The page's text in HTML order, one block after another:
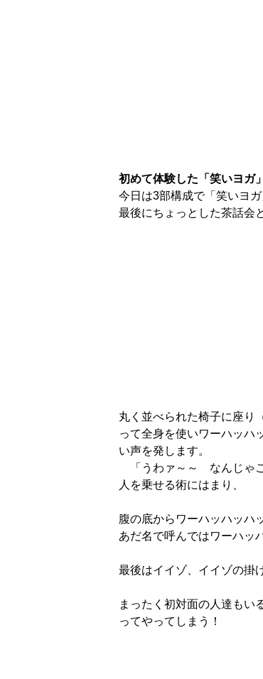
初めて体験した「笑いヨガ」
今日は3部構成で「笑いヨ
最後にちょっとした茶話会
丸く並べられた椅子に座り
って全身を使いワーハッハ
い声を発します。
「うわァ～～　なんじゃ
人を乗せる術にはまり、
腹の底からワーハッハッハ
あだ名で呼んではワーハッ
最後はイイゾ、イイゾの掛
まったく初対面の人達もい
ってやってしまう！